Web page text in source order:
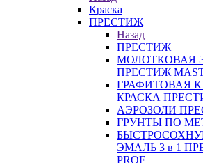
Краска
ПРЕСТИЖ
Назад
ПРЕСТИЖ
МОЛОТКОВАЯ
ПРЕСТИЖ
ГРАФИТОВАЯ
КРАСКА
АЭРОЗОЛИ
ГРУНТЫ ПО
ЭМАЛЬ 3 в 1
PROF